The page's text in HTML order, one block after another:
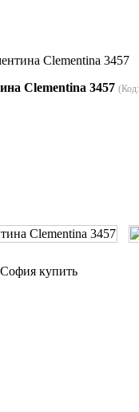
Clementina 3457
Clementina 3457 (Код:
купить